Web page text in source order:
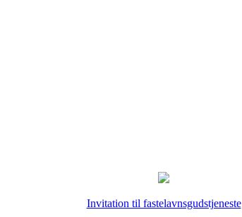
Invitation til fastelavnsgudstjeneste